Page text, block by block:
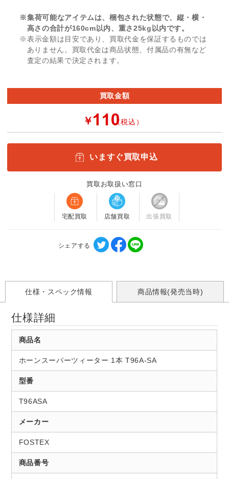
※集荷可能なアイテムは、梱包された状態で、縦・横・
高さの合計が160cm以内、重さ25kg以内です。
※表示金額は目安であり、買取代金を保証するものでは
ありません。買取代金は商品状態、付属品の有無など
査定の結果で決定されます。
買取金額
￥ （税込）
いますぐ買取申込
買取お取扱い窓口
宅配買取 店舗買取 出張買取
シェアする
仕様・スペック情報 商品情報(発売当時)
仕様詳細
商品名
ホーンスーパーツィーター 1本 T96A-SA
型番
T96ASA
メーカー
FOSTEX
商品番号